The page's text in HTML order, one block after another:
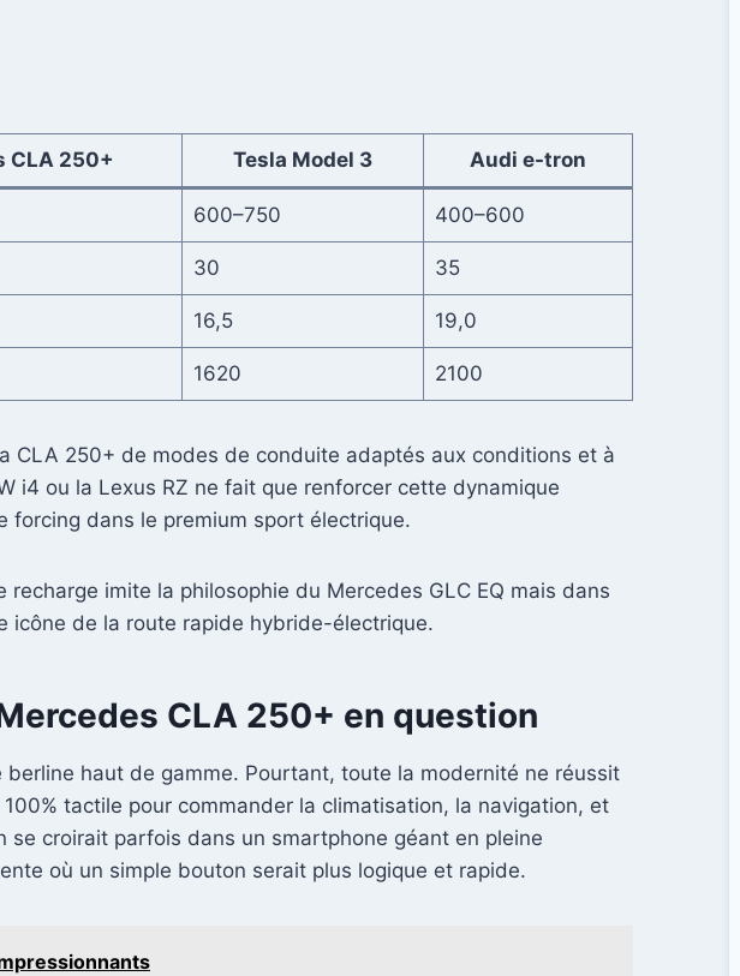
CLA 250+ Tesla Model 3 Audi e-tron
600–750 400–600
30 35
16,5 19,0
1620 2100
CLA 250+ de modes de conduite adaptés aux conditions et à
i4 ou la Lexus RZ ne fait que renforcer cette dynamique
forcing dans le premium sport électrique.
imite la philosophie du Mercedes GLC EQ mais dans
icône de la route rapide hybride-électrique.
CLA 250+ en question
haut de gamme. Pourtant, toute la modernité ne réussit
tactile pour commander la climatisation, la navigation, et
croirait parfois dans un smartphone géant en pleine
où un simple bouton serait plus logique et rapide.